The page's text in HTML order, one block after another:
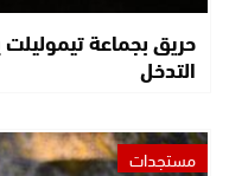
حريق بجماعة
التدخل
مستجدات